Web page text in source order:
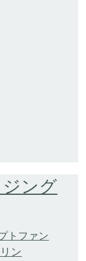
ング
トファン
ン